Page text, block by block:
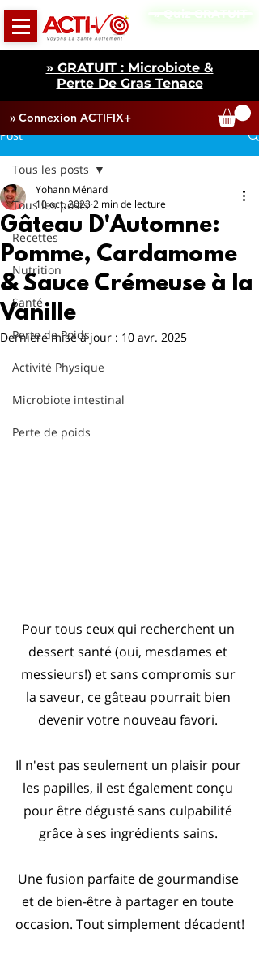
» Connexion ACTIFIX+
» GRATUIT : Microbiote &
Perte De Gras Tenace
» Quiz GRATUIT
Post
Tous les posts
Recettes
Nutrition
Santé
Perte de Poids
Activité Physique
Microbiote intestinal
Perte de poids
Tous les posts
Gâteau D'Automne:
Pomme, Cardamome
& Sauce Crémeuse à la
Vanille
Yohann Ménard
10 oct. 20232 min de lecture
Dernière mise à jour : 10 avr. 2025
Pour tous ceux qui recherchent un
dessert santé (oui, mesdames et
messieurs!) et sans compromis sur
la saveur, ce gâteau pourrait bien
devenir votre nouveau favori.
Il n'est pas seulement un plaisir pour
les papilles, il est également conçu
pour être dégusté sans culpabilité
grâce à ses ingrédients sains.
Une fusion parfaite de gourmandise
et de bien-être à partager en toute
occasion. Tout simplement décadent!